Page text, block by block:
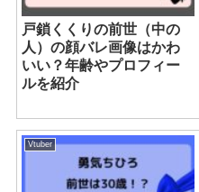
戸鎖くくりの前世（中の
人）の顔バレ画像はかわ
いい？年齢やプロフィー
ルを紹介
Vtuber